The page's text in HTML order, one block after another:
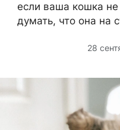
если ваша кошка не
думать, что она на
28